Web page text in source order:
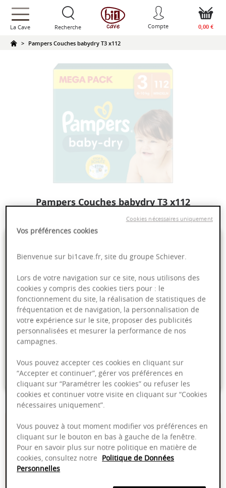
text.skipToContent
text.skipToNavigation
La Cave Recherche Compte 0,00 €
Pampers Couches babydry T3 x112
Pampers Couches babydry T3 x112
PRODUIT INDISPONIBLE
Livraison offerte dans nos points de vente
Paiement sécurisé
Description du produit
La nuit, votre bébé bouge constamment pendant son sommeil. C’est
pourquoi Pampers Baby-Dry a une poche Stop & Protect à l’arrière de la
couche pour une nuit jusqu’à 100% sans fuites. Comme pour vous, la
sécurité de votre bébé est notre priorité : Les couches Pampers Baby-Dry
sont testées dermatologiquement et contiennent 0% d’allergènes de
Vos préférences cookies
Bienvenue sur bi1cave.fr, site du groupe Schiever.
Lors de votre navigation sur ce site, nous utilisons des
cookies y compris des cookies tiers pour : le
fonctionnement du site, la réalisation de statistiques de
fréquentation et de navigation, la personnalisation de
votre expérience sur le site, proposer des publicités
personnalisées et mesurer la performance de nos
campagnes.
Vous pouvez accepter ces cookies en cliquant sur
“Accepter et continuer”, gérer vos préférences en
cliquant sur “Paramétrer les cookies” ou refuser les
cookies et continuer votre visite en cliquant sur “Cookies
nécessaires uniquement”.
Vous pouvez à tout moment modifier vos préférences en
cliquant sur le bouton en bas à gauche de la fenêtre.
Pour en savoir plus sur notre politique en matière de
cookies, consultez notre Politique de Données
Personnelles
Cookies nécessaires uniquement